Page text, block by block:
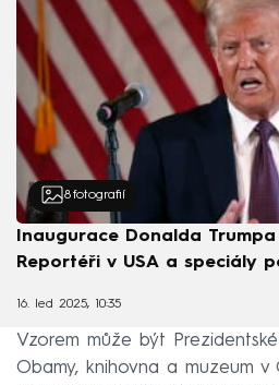
8 fotografií
Inaugurace Donalda Trumpa
Reportéři v USA a speciály
16. led 2025, 10:35
Vzorem může být
Obamy, knihovna a muzeum v